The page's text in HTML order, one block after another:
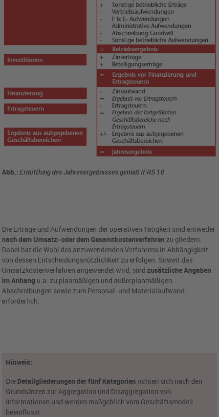
Abb.: Ermittlung des Jahresergebnisses gemäß IFRS 18
Die Erträge und Aufwendungen der operativen Tätigkeit sind entweder
nach dem Umsatz- oder dem Gesamtkostenverfahren zu gliedern.
Dabei hat die Wahl des anzuwendenden Verfahrens in Abhängigkeit
von dessen Entscheidungsnützlichkeit zu erfolgen. Soweit das
Umsatzkostenverfahren angewendet wird, sindzusätzliche Angaben
im Anhang u.a. zu planmäßigen und außerplanmäßigen
Abschreibungen sowie zum Personal- und Materialaufwand
erforderlich.
Hinweis:
Die Detailgliederungen der fünf Kategorien richten sich nach den
Grundsätzen zur Aggregation und Disaggregation von
Informationen und werden maßgeblich vom Geschäftsmodell
beeinflusst.